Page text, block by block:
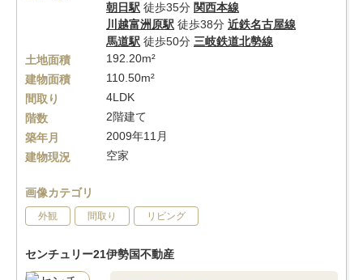
朝日駅 徒歩35分 関西本線
川越富洲原駅 徒歩38分 近鉄名古屋線
馬道駅 徒歩50分 三岐鉄道北勢線
土地面積
192.20m²
建物面積
110.50m²
間取り
4LDK
階数
2階建て
築年月
2009年11月
建物現況
空家
画像カテゴリ
外観 間取り リビング
センチュリー21伊勢国不動産